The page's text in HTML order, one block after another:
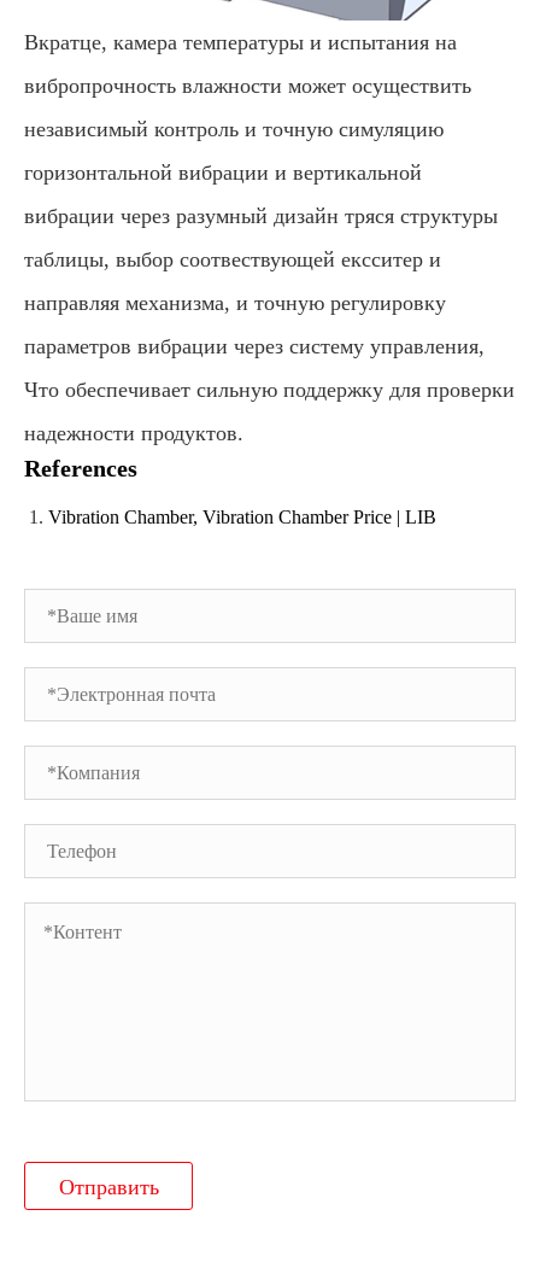
Вкратце, камера температуры и испытания на
вибропрочность влажности может осуществить
независимый контроль и точную симуляцию
горизонтальной вибрации и вертикальной
вибрации через разумный дизайн тряся структуры
таблицы, выбор соотвествующей ексситер и
направляя механизма, и точную регулировку
параметров вибрации через систему управления,
Что обеспечивает сильную поддержку для проверки
надежности продуктов.
References
Vibration Chamber, Vibration Chamber Price | LIB
Отправить